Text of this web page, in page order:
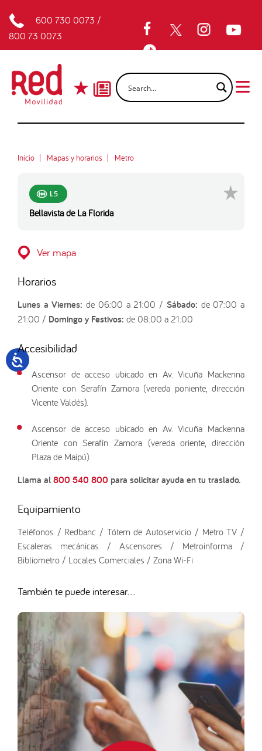
600 730 0073 /
800 73 0073
Inicio Mapas y horarios Metro
L5
Bellavista de La Florida
Ver mapa
Horarios
Lunes a Viernes: de 06:00 a 21:00 / Sábado: de 07:00 a
21:00 / Domingo y Festivos: de 08:00 a 21:00
Accesibilidad
Ascensor de acceso ubicado en Av. Vicuña Mackenna
Oriente con Serafín Zamora (vereda poniente, dirección
Vicente Valdés).
Ascensor de acceso ubicado en Av. Vicuña Mackenna
Oriente con Serafín Zamora (vereda oriente, dirección
Plaza de Maipú).
Llama al800 540 800 para solicitar ayuda en tu traslado.
Equipamiento
Teléfonos / Redbanc / Tótem de Autoservicio / Metro TV /
Escaleras mecánicas / Ascensores / Metroinforma /
Bibliometro / Locales Comerciales / Zona Wi-Fi
También te puede interesar...